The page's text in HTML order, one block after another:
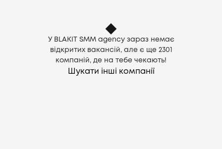
У BLAKIT SMM agency зараз немає
відкритих вакансій, але є ще 2301
компаній, де на тебе чекають!
Шукати інші компанії